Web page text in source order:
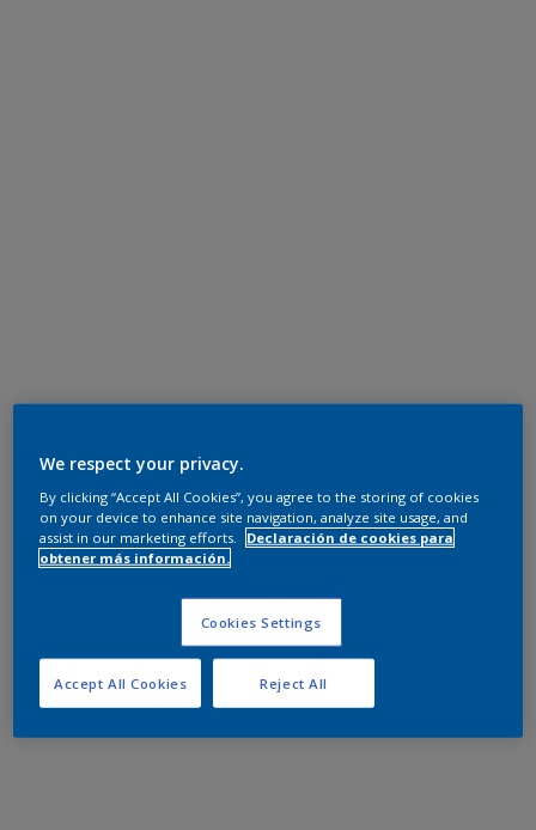
We respect your privacy.
By clicking “Accept All Cookies”, you agree to the storing of cookies
on your device to enhance site navigation, analyze site usage, and
assist in our marketing efforts.
Declaración de cookies para
obtener más información.
Cookies Settings
Reject All
Accept All Cookies